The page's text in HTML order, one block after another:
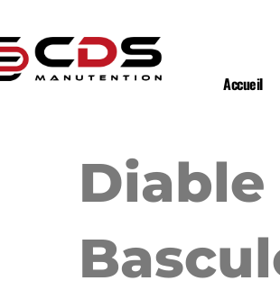
Accueil